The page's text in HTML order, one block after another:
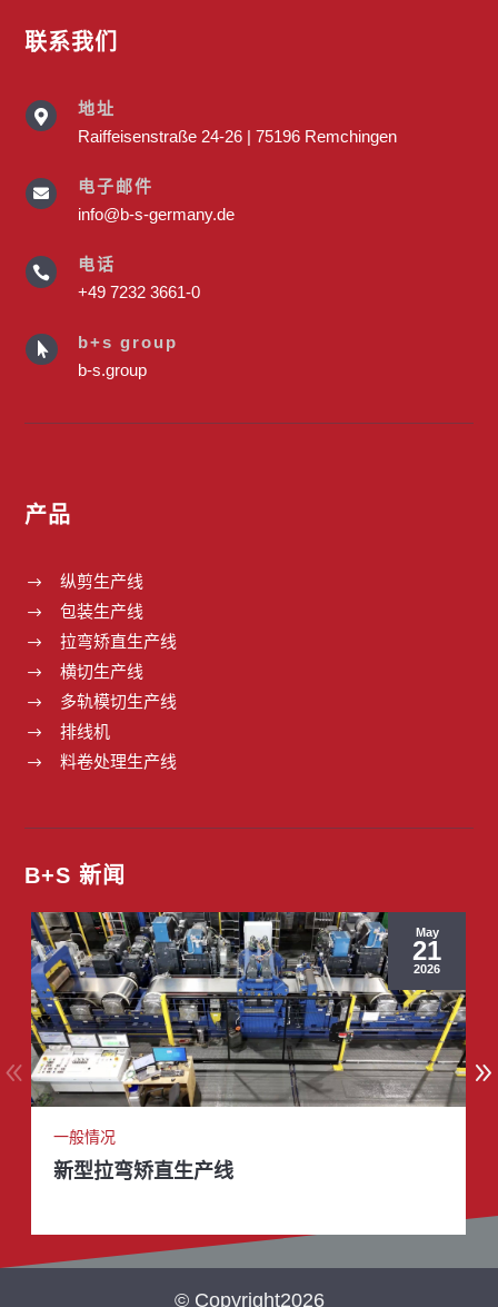
联系我们

地址
Raiffeisenstraße 24-26 | 75196 Remchingen

电子邮件
info@b-s-germany.de

电话
+49 7232 3661-0

b+s group
b-s.group
产品
$ 纵剪生产线
$ 包装生产线
$ 拉弯矫直生产线
$ 横切生产线
$ 多轨模切生产线
$ 排线机
$ 料卷处理生产线
B+S 新闻
May
21
2026
一般情况
新型拉弯矫直生产线
© Copyright2026